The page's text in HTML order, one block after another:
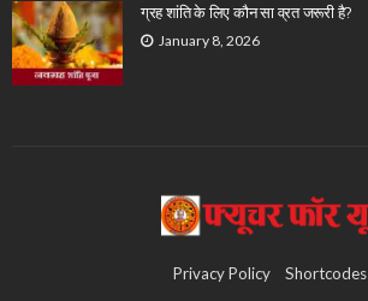
ग्रह शांति के लिए कौन सा व्रत जरूरी है?
January 8, 2026
Privacy Policy Shortcodes